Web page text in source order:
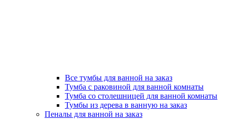
Все тумбы для ванной на заказ
Тумба с раковиной для ванной комнаты
Тумба со столешницей для ванной комнаты
Тумбы из дерева в ванную на заказ
Пеналы для ванной на заказ